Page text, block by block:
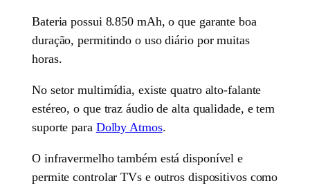
Bateria possui 8.850 mAh, o que garante boa
duração, permitindo o uso diário por muitas
horas.
No setor multimídia, existe quatro alto-falante
estéreo, o que traz áudio de alta qualidade, e tem
suporte para Dolby Atmos.
O infravermelho também está disponível e
permite controlar TVs e outros dispositivos como